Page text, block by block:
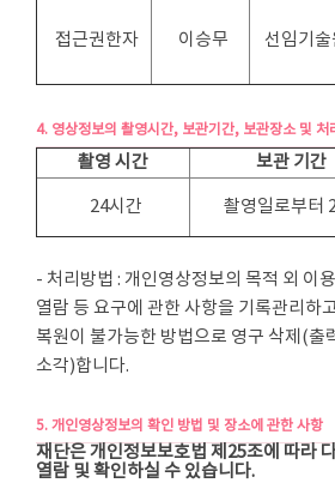
접근권한자 이승무 선임기술
4. 영상정보의 촬영시간, 보관기간, 보관장소 및 처
촬영 시간 보관 기간
24시간 촬영일로부터
- 처리방법 : 개인영상정보의 목적 외 이
열람 등 요구에 관한 사항을 기록관리하
복원이 불가능한 방법으로 영구 삭제(출
소각)합니다.
5. 개인영상정보의 확인 방법 및 장소에 관한 사항
재단은 개인정보보호법 제25조에 따라
열람 및 확인하실 수 있습니다.